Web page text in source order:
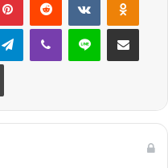
TelegramViber Line E-Posta ile
Yazdır